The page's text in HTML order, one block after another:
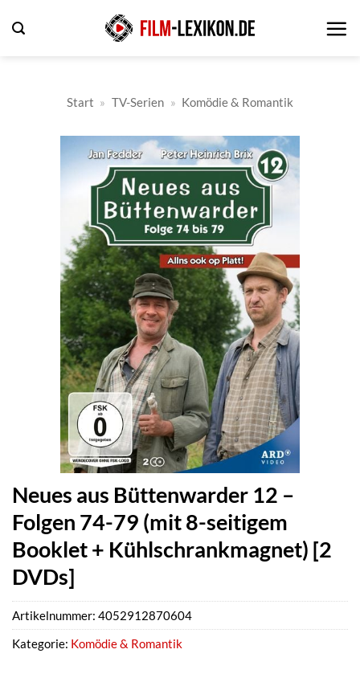
Inhalt
Start » TV-Serien » Komödie & Romantik
Neues aus Büttenwarder 12 –
Folgen 74-79 (mit 8-seitigem
Booklet + Kühlschrankmagnet) [2
DVDs]
Artikelnummer: 4052912870604
Kategorie: Komödie & Romantik